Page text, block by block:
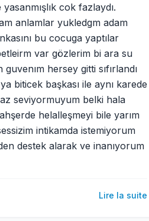
cok fazlaydı.
anlamlar yukledgm adam
bu cocuga yaptılar
var gözlerim bi ara su
hersey gitti sıfırlandı
biticek başkası ile aynı karede
seviyormuyum belki hala
helalleşmeyi bile yarım
intikamda istemiyorum
destek alarak ve inanıyorum
Lire la suite